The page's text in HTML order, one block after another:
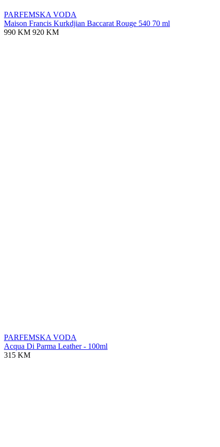
PARFEMSKA VODA
Maison Francis Kurkdjian Baccarat Rouge 540 70 ml
990 KM 920 KM
PARFEMSKA VODA
Acqua Di Parma Leather - 100ml
315 KM